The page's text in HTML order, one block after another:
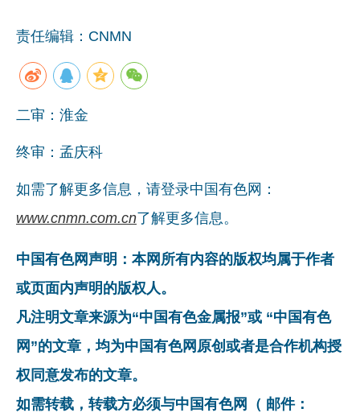
责任编辑：CNMN
二审：淮金
终审：孟庆科
如需了解更多信息，请登录中国有色网：
www.cnmn.com.cn了解更多信息。
中国有色网声明：本网所有内容的版权均属于作者
或页面内声明的版权人。
凡注明文章来源为“中国有色金属报”或 “中国有色
网”的文章，均为中国有色网原创或者是合作机构授
权同意发布的文章。
如需转载，转载方必须与中国有色网（ 邮件：